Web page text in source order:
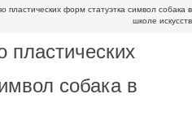
пластических форм статуэтка символ собака в
школе искусств
пластических
собака в